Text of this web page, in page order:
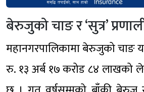
बेरुजुको चाङ र ‘सुत्र’
महानगरपालिकामा बेरुजुको चाङ
रु. १३ अर्ब १७ करोड ८४ लाखको